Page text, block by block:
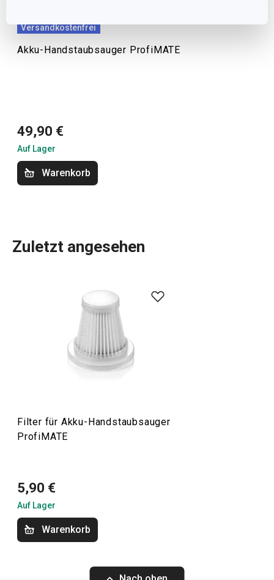
Versandkostenfrei
Akku-Handstaubsauger ProfiMATE
49,90 €
Auf Lager
Warenkorb
Zuletzt angesehen
Filter für Akku-Handstaubsauger
ProfiMATE
5,90 €
Auf Lager
Warenkorb